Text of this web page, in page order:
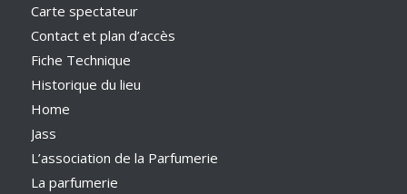
Carte spectateur
Contact et plan d’accès
Fiche Technique
Historique du lieu
Home
Jass
L’association de la Parfumerie
La parfumerie